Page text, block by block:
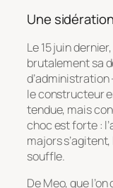
Une
Le 15 juin
brutalement sa
le constructeur
tendue, mais
choc est forte :
majors
souffle.
De Meo, que